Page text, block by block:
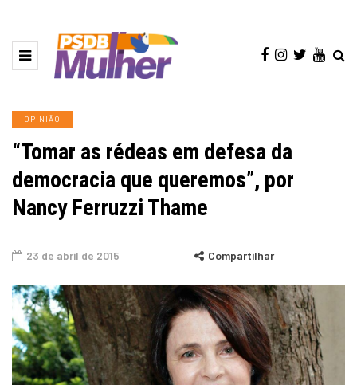
OPINIÃO
“Tomar as rédeas em defesa da
democracia que queremos”, por
Nancy Ferruzzi Thame
23 de abril de 2015 Compartilhar